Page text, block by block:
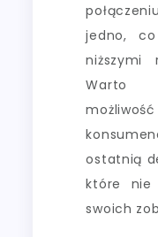
jedno,
niższymi
Warto
ostatnią
które nie
swoich